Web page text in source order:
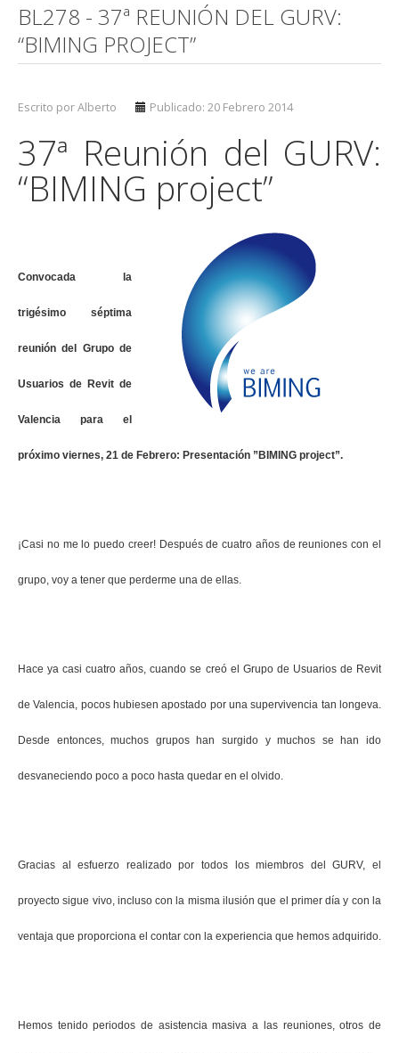
BL278 - 37ª REUNIÓN DEL GURV:
“BIMING PROJECT”
Escrito por Alberto Publicado: 20 Febrero 2014
37ª Reunión del GURV:
“BIMING project”
Convocada la
trigésimo séptima
reunión del Grupo de
Usuarios de Revit de
Valencia para el
próximo viernes, 21 de Febrero: Presentación ”BIMING project”.
¡Casi no me lo puedo creer! Después de cuatro años de reuniones con el
grupo, voy a tener que perderme una de ellas.
Hace ya casi cuatro años,cuando se creó el Grupo de Usuarios de Revit
de Valencia, pocos hubiesen apostado por una supervivencia tan longeva
Desde entonces, muchos grupos han surgido y muchos se han ido
desvaneciendo poco a poco hasta quedar en el olvido.
Gracias al esfuerzo realizado por todos los miembros del GURV, el
proyecto sigue vivo, incluso con la misma ilusión que el primer día y con la
ventaja que proporciona el contar con la experiencia que hemos adquirido.
Hemos tenido periodos de asistencia masiva a las reuniones, otros de